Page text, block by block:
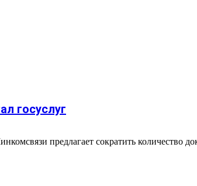
госуслуг
предлагает сократить количество